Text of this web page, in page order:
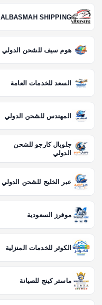
ALBASMAH SHIPPING
هوم سيف للشحن الدولي
السعد للخدمات العامة
المهندس للشحن الدولي
جلوبال كارجو للشحن
الدولي
عبر الخليج للشحن الدولي
موفرز السعودية
الكوثر للخدمات المنزلية
ماستر كينج للصيانة